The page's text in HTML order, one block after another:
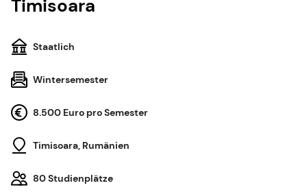
Timisoara
Staatlich
Wintersemester
8.500 Euro pro Semester
Timisoara, Rumänien
80 Studienplätze